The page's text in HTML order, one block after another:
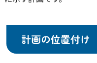
計画の位置付け